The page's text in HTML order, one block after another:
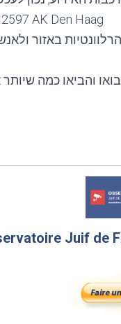
AK Den Haag
באזור
Juif de